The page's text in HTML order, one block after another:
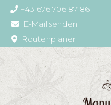
+43 676 706 87 86
E-Mail senden
Routenplaner